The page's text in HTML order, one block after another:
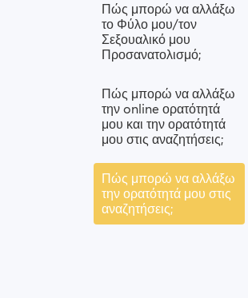
Πώς μπορώ να αλλάξω
το Φύλο μου/τον
Σεξουαλικό μου
Προσανατολισμό;
Πώς μπορώ να αλλάξω
την online ορατότητά
μου και την ορατότητά
μου στις αναζητήσεις;
Πώς μπορώ να αλλάξω
την ορατότητά μου στις
αναζητήσεις;